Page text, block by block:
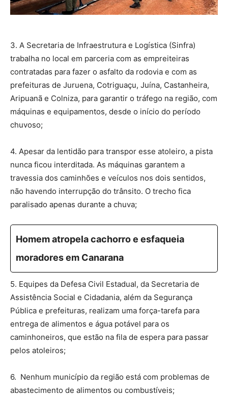
3. A Secretaria de Infraestrutura e Logística (Sinfra)
trabalha no local em parceria com as empreiteiras
contratadas para fazer o asfalto da rodovia e com as
prefeituras de Juruena, Cotriguaçu, Juína, Castanheira,
Aripuanã e Colniza, para garantir o tráfego na região, com
máquinas e equipamentos, desde o início do período
chuvoso;
4. Apesar da lentidão para transpor esse atoleiro, a pista
nunca ficou interditada. As máquinas garantem a
travessia dos caminhões e veículos nos dois sentidos,
não havendo interrupção do trânsito. O trecho fica
paralisado apenas durante a chuva;
Homem atropela cachorro e esfaqueia
moradores em Canarana
5. Equipes da Defesa Civil Estadual, da Secretaria de
Assistência Social e Cidadania, além da Segurança
Pública e prefeituras, realizam uma força-tarefa para
entrega de alimentos e água potável para os
caminhoneiros, que estão na fila de espera para passar
pelos atoleiros;
6. Nenhum município da região está com problemas de
abastecimento de alimentos ou combustíveis;